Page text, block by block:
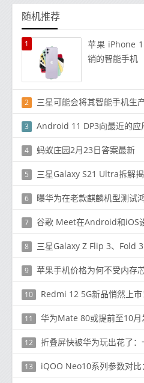
随机推荐
1
苹果 iPhone
销的智能手机
2 三星可能会将其智能手机生
3 Android 11 DP3向最近的应
4 蚂蚁庄园2月23日答案最新
5 三星Galaxy S21 Ultra拆解
6 曝华为在老款麒麟机型测试
7 谷歌 Meet在Android和iOS
8 三星Galaxy Z Flip 3、Fold 3、
9 苹果手机价格为何不受内存
10 Redmi 12 5G新品悄然上
11 华为Mate 80或提前至10
12 折叠屏快被华为玩出花了
13 iQOO Neo10系列参数对比